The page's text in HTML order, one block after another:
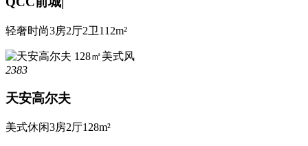
轻奢时尚3房2厅2卫112m²
2383
天安高尔夫
美式休闲3房2厅128m²